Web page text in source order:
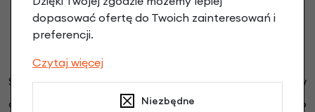
Jak pakujemy rowery?
Standardowo rowerki Kubikes 20" dostarczane są w
oryginalnych kartonach producenta. Dajemy Wam do
dopasować ofertę do Twoich zainteresowań i
preferencji.
Czytaj więcej
Niezbędne